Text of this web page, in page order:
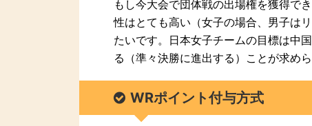
もし今大会で団体戦の出場権を獲得で
性はとても高い（女子の場合、男子は
たいです。日本女子チームの目標は中
る（準々決勝に進出する）ことが求めら
WRポイント付与方式